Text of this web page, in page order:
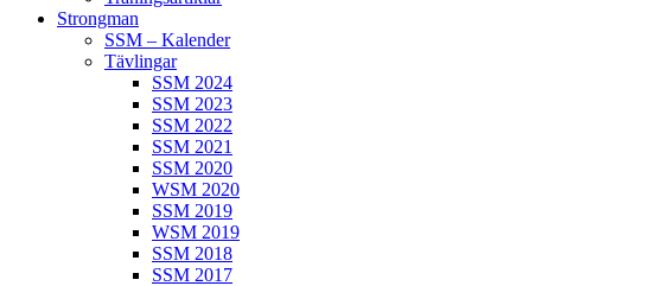
Strongman
SSM – Kalender
Tävlingar
SSM 2024
SSM 2023
SSM 2022
SSM 2021
SSM 2020
WSM 2020
SSM 2019
WSM 2019
SSM 2018
SSM 2017